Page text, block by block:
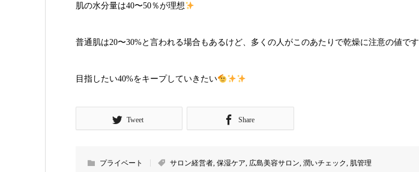
肌の水分量は40〜50％が理想
普通肌は20〜30%と言われる場合もあるけど、多くの人がこのあたりで乾燥に注意の値です
目指したい40%をキープしていきたい
Tweet Share
プライベート サロン経営者, 保湿ケア, 広島美容サロン, 潤いチェック, 肌管理